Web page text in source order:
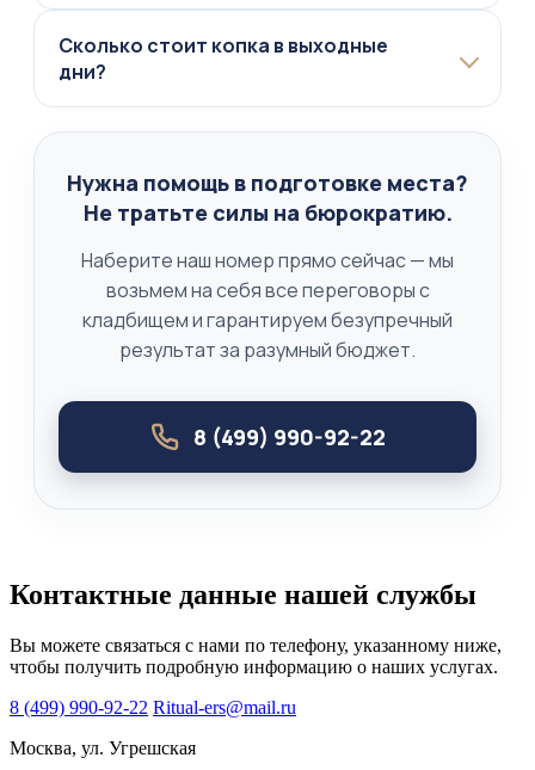
веса стелы и типа фундамента (цоколя).
согласования с администрацией кладбища и
подготовки техники. Оптимально заказывать
услугу за 24-48 часов до начала церемонии
Сколько стоит копка в выходные
дни?
специфику нашей работы и работаем без
выходных и праздничных дней по
Нужна помощь в подготовке места?
Не тратьте силы на бюрократию.
Наберите наш номер прямо сейчас — мы
возьмем на себя все переговоры с
кладбищем и гарантируем безупречный
результат за разумный бюджет.
8 (499) 990-92-22
Контактные данные нашей службы
Вы можете связаться с нами по телефону, указанному ниже,
чтобы получить подробную информацию о наших услугах.
8 (499) 990-92-22 Ritual-ers@mail.ru
Москва, ул. Угрешская